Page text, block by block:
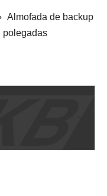
Almofada de backup
polegadas